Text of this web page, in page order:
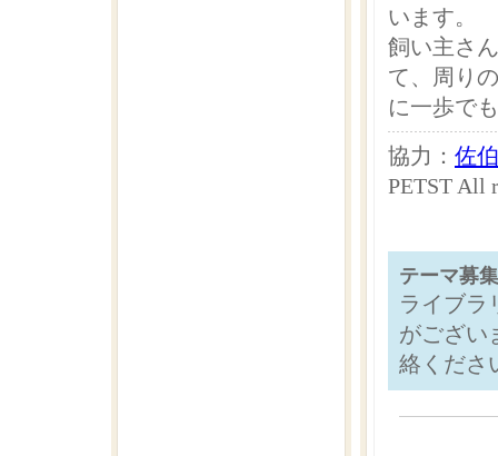
います。
飼い主さ
て、周り
に一歩で
協力： 佐
PETST All
テーマ募
ライブラ
がござい
絡くださ